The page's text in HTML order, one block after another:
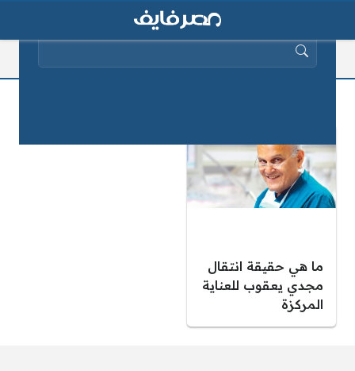
ما هي حقيقة انتقال
مجدي يعقوب للعناية
المركزة
البحث عن: